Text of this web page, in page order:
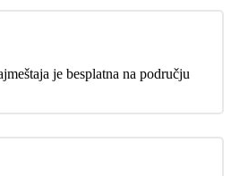
je besplatna na području